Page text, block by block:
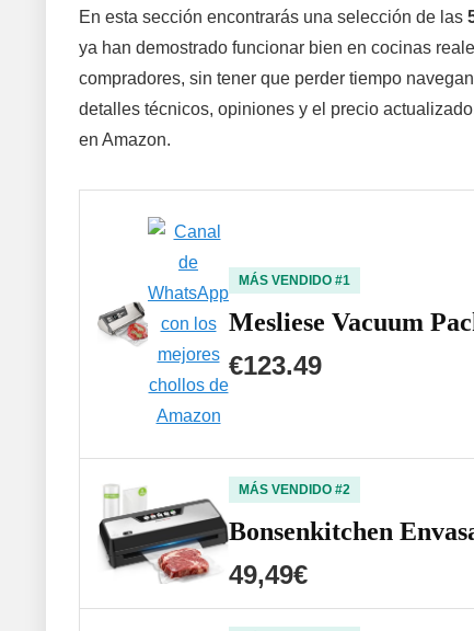
En esta sección encontrarás una selección de las
ya han demostrado funcionar bien en cocinas
compradores, sin tener que perder tiempo
detalles técnicos, opiniones y el precio
en Amazon.
MÁS VENDIDO #1
Mesliese Vacuum
€123.49
MÁS VENDIDO #2
Bonsenkitchen
49,49€